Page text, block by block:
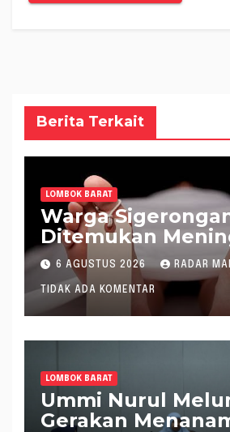
Berita Terkait
LOMBOK BARAT
Warga
Ditemukan
saat Setrum Ikan
Sungai
6 AGUSTUS 2026 RADAR
TIDAK ADA KOMENTAR
LOMBOK BARAT
Ummi Nurul
Gerakan